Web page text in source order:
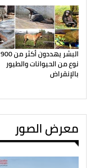
البشر يهددون أكثر من 900
نوع من الحيوانات والطيور
بالإنقراض
معرض الصور